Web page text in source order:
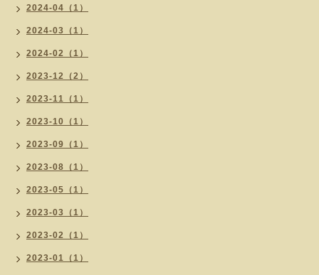
2024-04（1）
2024-03（1）
2024-02（1）
2023-12（2）
2023-11（1）
2023-10（1）
2023-09（1）
2023-08（1）
2023-05（1）
2023-03（1）
2023-02（1）
2023-01（1）